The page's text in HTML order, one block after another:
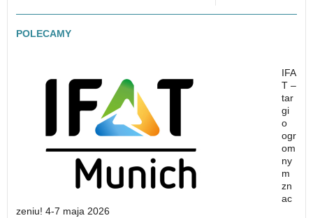
POLECAMY
IFA
T –
tar
gi
o
ogr
om
ny
m
zn
ac
zeniu! 4-7 maja 2026